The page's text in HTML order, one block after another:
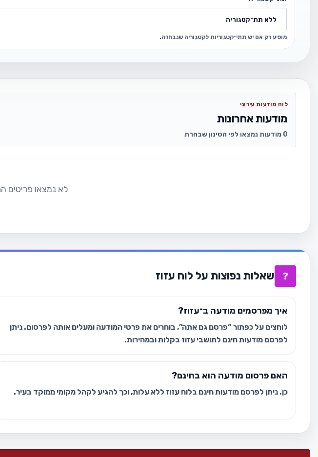
מופיע רק אם יש תתי־קטגוריות לקטגוריה שנבחרה.
לוח מודעות עירוני
מודעות אחרונות
0 מודעות נמצאו לפי הסינון שבחרת
לא נמצאו פריטים
❓ שאלות נפוצות על לוח עזוז
איך מפרסמים מודעה ב־עזוז?
לוחצים על כפתור “פרסם גם אתה”, בוחרים את פרטי המודעה ומעלים אותה לפרסום. ניתן
לפרסם מודעות חינם לתושבי עזוז בקלות ובמהירות.
האם פרסום מודעה הוא בחינם?
כן. ניתן לפרסם מודעות חינם בלוח עזוז ללא עלות, וכך להגיע לקהל מקומי ממוקד בעיר.